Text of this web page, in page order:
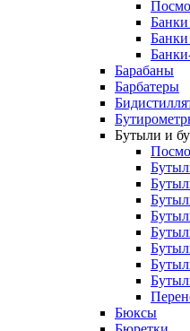
Банки
Банки
Барабаны
Барбатеры
Бутыли и
Бюксы